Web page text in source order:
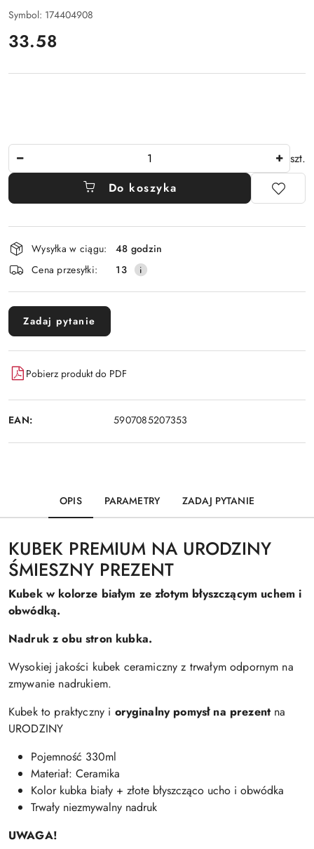
Symbol: 174404908
cena:
33.58
szt.
Do koszyka
Dostępność
i
dostawa
Wysyłka w ciągu:
48 godzin
Cena przesyłki:
13
Zadaj pytanie
Pobierz produkt do PDF
EAN: 5907085207353
OPIS PARAMETRY ZADAJ PYTANIE
KUBEK PREMIUM NA URODZINY
ŚMIESZNY PREZENT
Kubek w kolorze białym ze złotym błyszczącym uchem i
obwódką.
Nadruk z obu stron kubka.
Wysokiej jakości kubek ceramiczny z trwałym odpornym na
zmywanie nadrukiem.
Kubek to praktyczny i oryginalny pomysł na prezent na
URODZINY
Pojemność 330ml
Materiał: Ceramika
Kolor kubka biały + złote błyszcząco ucho i obwódka
Trwały niezmywalny nadruk
UWAGA!